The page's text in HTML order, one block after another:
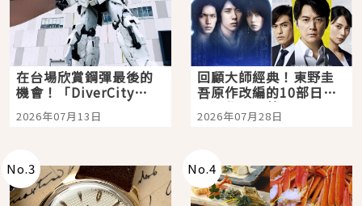
在台場欣賞鋼彈最後的
機會！「DiverCity
Tokyo Plaza」搭船、
購物、美食及夜景，一
2026年07月13日
回顧大師經典！東野圭
吾原作改編的10部日本
影視作品推薦
2026年07月28日
No.3 No.4